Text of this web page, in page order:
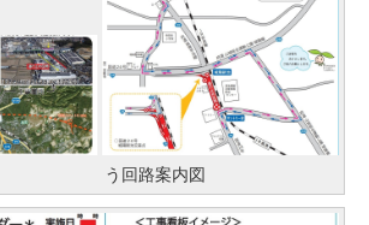
う回路案内図